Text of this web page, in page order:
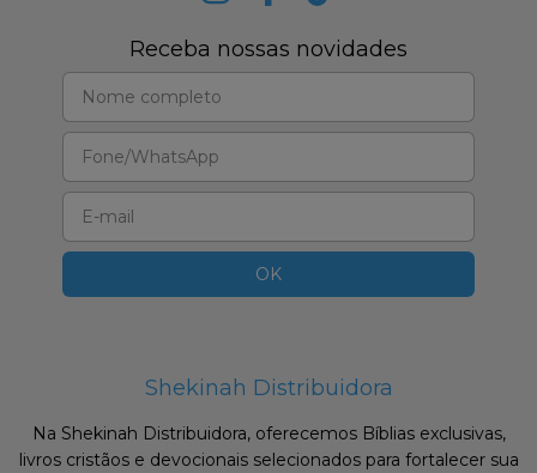
Receba nossas novidades
Shekinah Distribuidora
Na Shekinah Distribuidora, oferecemos Bíblias exclusivas,
livros cristãos e devocionais selecionados para fortalecer sua